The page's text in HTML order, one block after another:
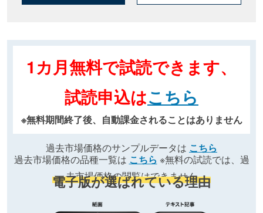
1カ月無料で試読できます、
試読申込はこちら
※無料期間終了後、自動課金されることはありません
過去市場価格のサンプルデータは こちら
過去市場価格の品種一覧は こちら ※無料の試読では、過
去市場価格の閲覧はできません
電子版が選ばれている理由